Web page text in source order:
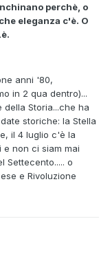
perchè, o
eleganza c'è. O
anni '80,
in 2 qua dentro)...
Storia...che ha
storiche: la Stella
il 4 luglio c'è la
non ci siam mai
Settecento..... o
e Rivoluzione